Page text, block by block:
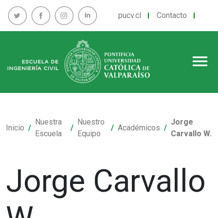
pucv.cl Contacto
menu
Inicio
Nuestra
Escuela
Nuestro
Equipo
Académicos
Jorge
Carvallo W.
Jorge Carvallo